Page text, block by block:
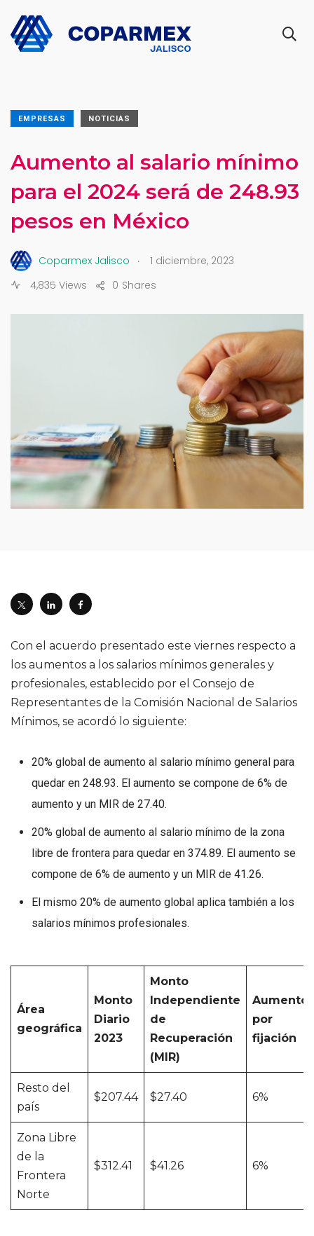
EMPRESAS NOTICIAS
Aumento al salario mínimo
para el 2024 será de 248.93
pesos en México
Coparmex Jalisco .
1 diciembre, 2023
4,835 Views
Shares
0
Con el acuerdo presentado este viernes respecto a
los aumentos a los salarios mínimos generales y
profesionales, establecido por el Consejo de
Representantes de la Comisión Nacional de Salarios
Mínimos, se acordó lo siguiente:
20% global de aumento al salario mínimo general para
quedar en 248.93. El aumento se compone de 6% de
aumento y un MIR de 27.40.
20% global de aumento al salario mínimo de la zona
libre de frontera para quedar en 374.89. El aumento se
compone de 6% de aumento y un MIR de 41.26.
El mismo 20% de aumento global aplica también a los
salarios mínimos profesionales.
Área
geográfica
Monto
Diario
2023
Monto
Independiente
de
Recuperación
(MIR)
Aumento
por
fijación
Resto del
país
$207.44 $27.40 6%
Zona Libre
de la
Frontera
Norte
$312.41 $41.26 6%